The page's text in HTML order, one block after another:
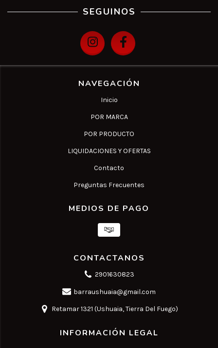
SEGUINOS
NAVEGACIÓN
Inicio
POR MARCA
POR PRODUCTO
LIQUIDACIONES Y OFERTAS
Contacto
Preguntas Frecuentes
MEDIOS DE PAGO
CONTACTANOS
2901630823
barraushuaia@gmail.com
Retamar 1321 (Ushuaia, Tierra Del Fuego)
INFORMACIÓN LEGAL